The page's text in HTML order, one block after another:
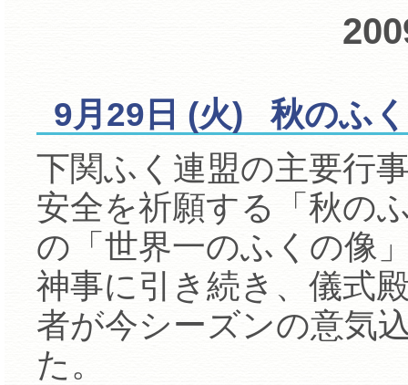
9月29日 (火) 秋のふ
下関ふく連盟の主要行
安全を祈願する「秋の
の「世界一のふくの像
神事に引き続き、儀式
者が今シーズンの意気
た。